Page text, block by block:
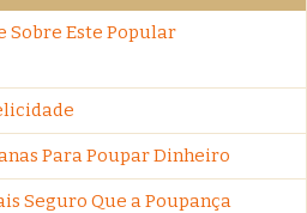
Sobre Este Popular
Para Poupar Dinheiro
Seguro Que a Poupança